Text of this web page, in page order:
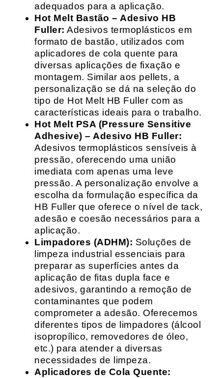
adequados para a aplicação.
Hot Melt Bastão – Adesivo HB
Fuller: Adesivos termoplásticos em
formato de bastão, utilizados com
aplicadores de cola quente para
diversas aplicações de fixação e
montagem. Similar aos pellets, a
personalização se dá na seleção do
tipo de Hot Melt HB Fuller com as
características ideais para o trabalho.
Hot Melt PSA (Pressure Sensitive
Adhesive) – Adesivo HB Fuller:
Adesivos termoplásticos sensíveis à
pressão, oferecendo uma união
imediata com apenas uma leve
pressão. A personalização envolve a
escolha da formulação específica da
HB Fuller que oferece o nível de tack,
adesão e coesão necessários para a
aplicação.
Limpadores (ADHM): Soluções de
limpeza industrial essenciais para
preparar as superfícies antes da
aplicação de fitas dupla face e
adesivos, garantindo a remoção de
contaminantes que podem
comprometer a adesão. Oferecemos
diferentes tipos de limpadores (álcool
isopropílico, removedores de óleo,
etc.) para atender a diversas
necessidades de limpeza.
Aplicadores de Cola Quente: